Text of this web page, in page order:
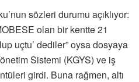
sözleri durumu açıklıyor:
olan bir kentte 21
uçtu’ dediler” oysa dosyaya
Sistemi (KGYS) ve iş
girdi. Buna rağmen, altı